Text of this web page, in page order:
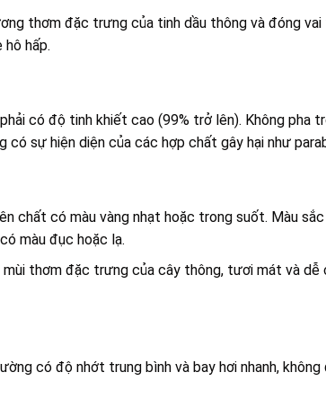
thơm đặc trưng của tinh dầu thông và đóng
hấp.
có độ tinh khiết cao (99% trở lên). Không pha
có sự hiện diện của các hợp chất gây hại như
chất có màu vàng nhạt hoặc trong suốt. Màu
màu đục hoặc lạ.
thơm đặc trưng của cây thông, tươi mát và dễ
có độ nhớt trung bình và bay hơi nhanh,